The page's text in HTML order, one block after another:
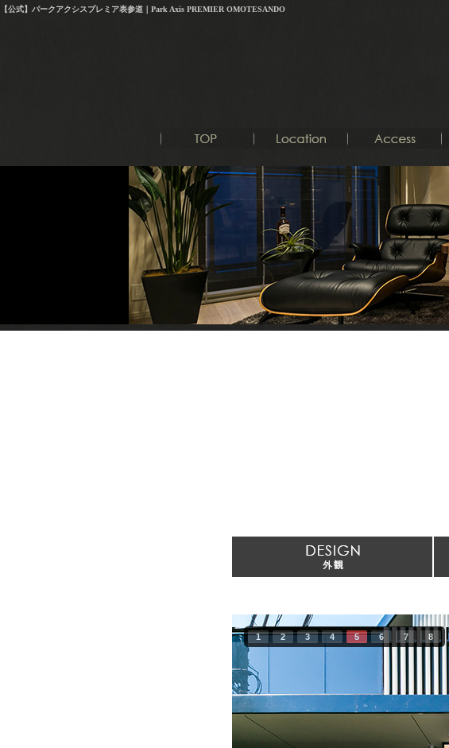
【公式】パークアクシスプレミア表参道｜Park Axis PREMIER OMOTESANDO
1 2 3 4 5 6 7 8